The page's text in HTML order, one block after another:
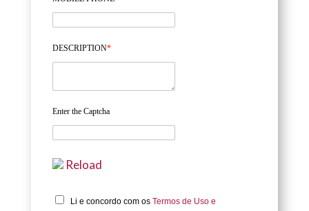
DESCRIPTION*
Enter the Captcha
Reload
Li e concordo com os Termos de Uso e